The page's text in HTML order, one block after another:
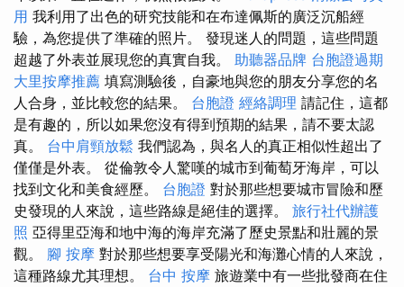
用 我利用了出色的研究技能和在布達佩斯的廣泛沉船經
驗，為您提供了準確的照片。 發現迷人的問題，這些問題
超越了外表並展現您的真實自我。 助聽器品牌 台胞證過期
大里按摩推薦 填寫測驗後，自豪地與您的朋友分享您的名
人合身，並比較您的結果。 台胞證 經絡調理 請記住，這都
是有趣的，所以如果您沒有得到預期的結果，請不要太認
真。 台中肩頸放鬆 我們認為，與名人的真正相似性超出了
僅僅是外表。 從倫敦令人驚嘆的城市到葡萄牙海岸，可以
找到文化和美食經歷。 台胞證 對於那些想要城市冒險和歷
史發現的人來說，這些路線是絕佳的選擇。 旅行社代辦護
照 亞得里亞海和地中海的海岸充滿了歷史景點和壯麗的景
觀。 腳 按摩 對於那些想要享受陽光和海灘心情的人來說，
這種路線尤其理想。 台中 按摩 旅遊業中有一些批發商在住